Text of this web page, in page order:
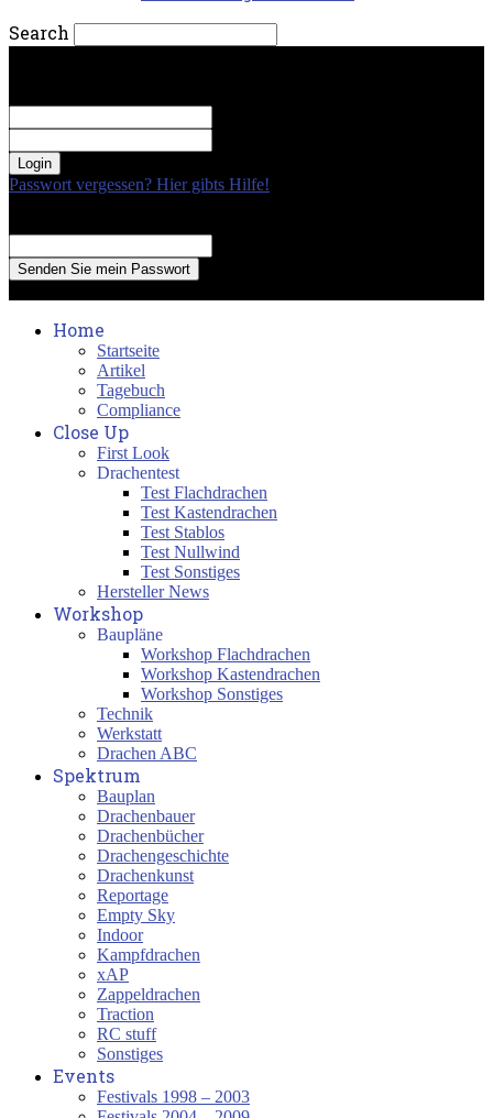
Search
Passwort vergessen? Hier gibts Hilfe!
Home
Startseite
Artikel
Tagebuch
Compliance
Close Up
First Look
Drachentest
Test Flachdrachen
Test Kastendrachen
Test Stablos
Test Nullwind
Test Sonstiges
Hersteller News
Workshop
Baupläne
Workshop Flachdrachen
Workshop Kastendrachen
Workshop Sonstiges
Technik
Werkstatt
Drachen ABC
Spektrum
Bauplan
Drachenbauer
Drachenbücher
Drachengeschichte
Drachenkunst
Reportage
Empty Sky
Indoor
Kampfdrachen
xAP
Zappeldrachen
Traction
RC stuff
Sonstiges
Events
Festivals 1998 – 2003